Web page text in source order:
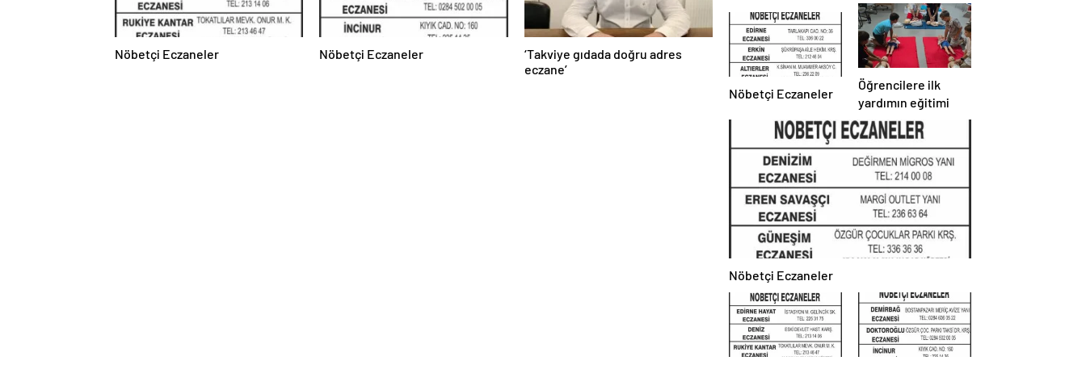
Nöbetçi Eczaneler Nöbetçi Eczaneler
‘Takviye gıdada doğru adres
eczane’
Nöbetçi Eczaneler
Öğrencilere ilk
yardımın eğitimi
Nöbetçi Eczaneler